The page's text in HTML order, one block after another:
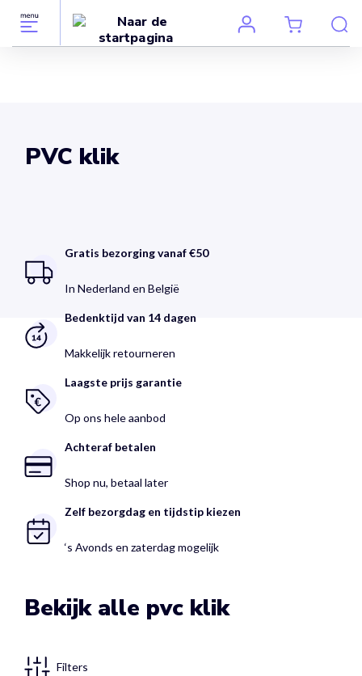
PVC klik
Gratis bezorging vanaf €50
In Nederland en België
Bedenktijd van 14 dagen
Makkelijk retourneren
Laagste prijs garantie
Op ons hele aanbod
Achteraf betalen
Shop nu, betaal later
Zelf bezorgdag en tijdstip kiezen
‘s Avonds en zaterdag mogelijk
Bekijk alle pvc klik
Filters